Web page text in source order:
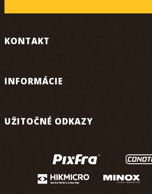
KONTAKT
INFORMÁCIE
UŽITOČNÉ ODKAZY